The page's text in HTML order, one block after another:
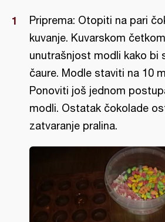
Priprema: Otopiti na pari
kuvanje. Kuvarskom
unutrašnjost modli kako bi
čaure. Modle staviti na 10
Ponoviti još jednom
modli. Ostatak čokolade
zatvaranje pralina.